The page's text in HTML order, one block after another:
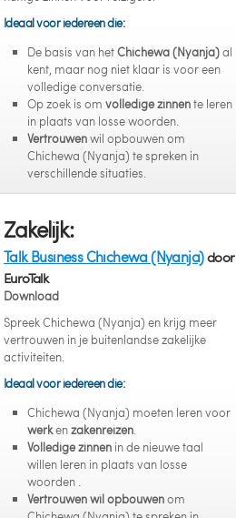
Ideaal voor iedereen die:
De basis van hetChichewa (Nyanja)al
kent, maar nog niet klaar is voor een
volledige conversatie.
Op zoek is om volledige zinnente leren
in plaats van losse woorden.
Vertrouwenwil opbouwen om
Chichewa (Nyanja) te spreken in
verschillende situaties.
Zakelijk:
Talk Business Chichewa (Nyanja)door
EuroTalk
Download
Spreek Chichewa (Nyanja) en krijg meer
vertrouwen in je buitenlandse zakelijke
activiteiten.
Ideaal voor iedereen die:
Chichewa (Nyanja) moeten leren voor
werkenzakenreizen.
Volledige zinnen in de nieuwe taal
willen leren in plaats van losse
woorden .
Vertrouwen wil opbouwenom